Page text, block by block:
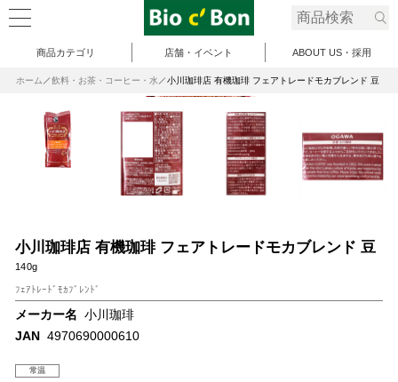
商品カテゴリ 店舗・イベント ABOUT US・採用
ホーム 飲料・お茶・コーヒー・水 小川珈琲店 有機珈琲 フェアトレードモカブレンド 豆
小川珈琲店 有機珈琲 フェアトレードモカブレンド 豆
140g
ﾌｪｱﾄﾚｰﾄﾞﾓｶﾌﾞﾚﾝﾄﾞ
メーカー名 小川珈琲
JAN 4970690000610
常温